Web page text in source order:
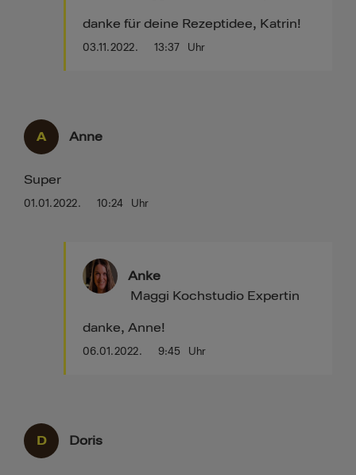
03.11.2022. 13:37 Uhr
danke für deine Rezeptidee, Katrin!
A Anne
01.01.2022. 10:24 Uhr
Super
Anke
06.01.2022. 9:45 Uhr
Maggi Kochstudio Expertin
danke, Anne!
D Doris